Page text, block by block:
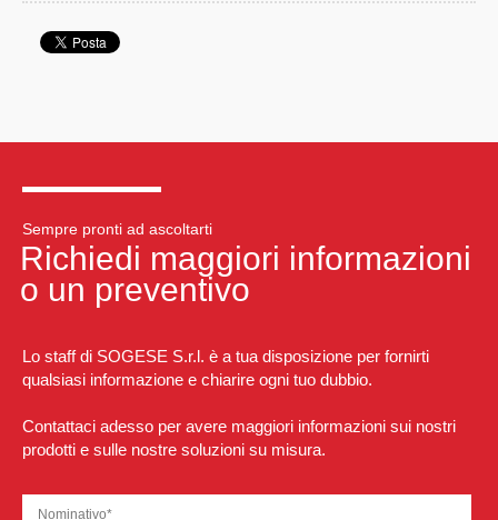
Sempre pronti ad ascoltarti
Richiedi maggiori informazioni
o un preventivo
Lo staff di SOGESE S.r.l. è a tua disposizione per fornirti
qualsiasi informazione e chiarire ogni tuo dubbio.
Contattaci adesso per avere maggiori informazioni sui nostri
prodotti e sulle nostre soluzioni su misura.